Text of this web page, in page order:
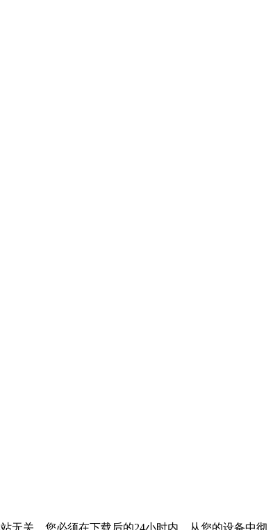
无关。您必须在下载后的24小时内，从您的设备中彻